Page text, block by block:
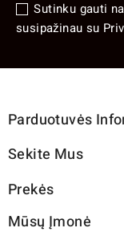
Sutinku gauti
susipažinau su
Parduotuvės
Sekite Mus
Prekės
Mūsų Įmonė